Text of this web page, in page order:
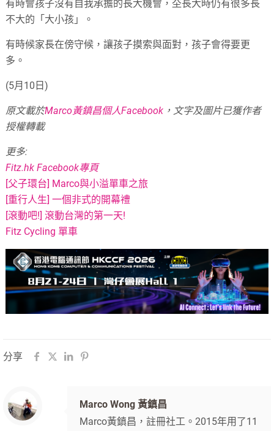
有時會孩子沒有自我承擔的長大機會，圶長大時仍有很多長
不大的「大小孩」。
有時候家長在傍守候，讓孩子摸索與面對，孩子會得要更
多。
(5月10日)
原文載於Marco黃鎮昌個人Facebook ，文字及圖片已獲作者
授權轉載
更多:
Fitz.hk Facebook專頁
[父子環台] Marco與小溢單車之旅
[重行人生] 一個非式的開幕禮
[滾動吧!] 滾動台灣的第一天!
Fitz Cycling 單車
分享
Marco Wong 黃鎮昌
Marco黃鎮昌，註冊社工。2015年用了11